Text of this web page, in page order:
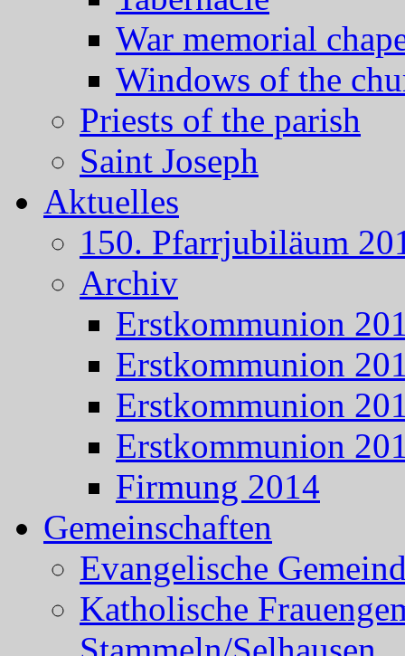
War memorial
Windows of the
Priests of the parish
Saint Joseph
Aktuelles
150. Pfarrjubiläum
Archiv
Erstkommunion
Erstkommunion
Erstkommunion
Erstkommunion
Firmung 2014
Gemeinschaften
Evangelische
Katholische